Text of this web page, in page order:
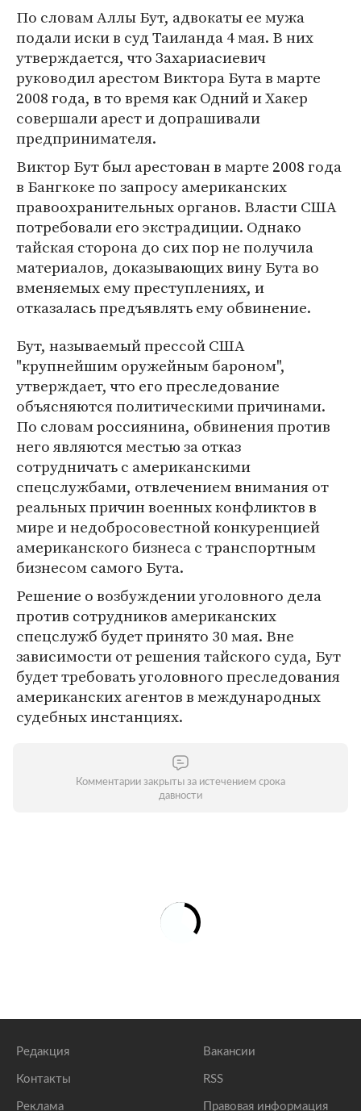
По словам Аллы Бут, адвокаты ее мужа
подали иски в суд Таиланда 4 мая. В них
утверждается, что Захариасиевич
руководил арестом Виктора Бута в марте
2008 года, в то время как Одний и Хакер
совершали арест и допрашивали
предпринимателя.
Виктор Бут был арестован в марте 2008 года
в Бангкоке по запросу американских
правоохранительных органов. Власти США
потребовали его экстрадиции. Однако
тайская сторона до сих пор не получила
материалов, доказывающих вину Бута во
вменяемых ему преступлениях, и
отказалась предъявлять ему обвинение.
Бут, называемый прессой США
"крупнейшим оружейным бароном",
утверждает, что его преследование
объясняются политическими причинами.
По словам россиянина, обвинения против
него являются местью за отказ
сотрудничать с американскими
спецслужбами, отвлечением внимания от
реальных причин военных конфликтов в
мире и недобросовестной конкуренцией
американского бизнеса с транспортным
бизнесом самого Бута.
Решение о возбуждении уголовного дела
против сотрудников американских
спецслужб будет принято 30 мая. Вне
зависимости от решения тайского суда, Бут
будет требовать уголовного преследования
американских агентов в международных
судебных инстанциях.
Комментарии закрыты за истечением срока
давности
Редакция
Контакты
Реклама
Вакансии
RSS
Правовая информация